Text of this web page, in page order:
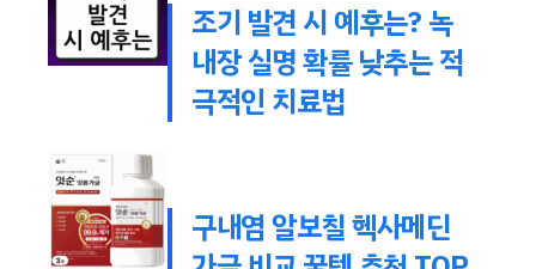
조기 발견 시 예후는? 녹
내장 실명 확률 낮추는 적
극적인 치료법
구내염 알보칠 헥사메딘